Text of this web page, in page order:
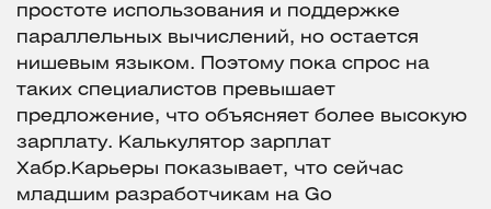
простоте использования и поддержке
параллельных вычислений, нo остается
нишевым языком. Поэтому пока спрос на
таких специалистов превышает
предложение, что объясняет более высокую
зарплату. Калькулятор зарплат
Хабр.Карьеры показывает, что сейчас
младшим разработчикам на Go